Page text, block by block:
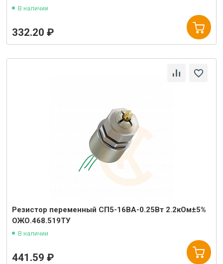
В наличии
332.20 ₽
Резистор переменный СП5-16ВА-0.25Вт 2.2кОм±5%
ОЖО.468.519ТУ
В наличии
441.59 ₽